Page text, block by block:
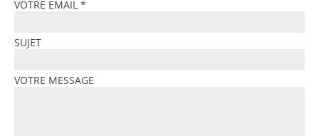
VOTRE EMAIL *
SUJET
VOTRE MESSAGE